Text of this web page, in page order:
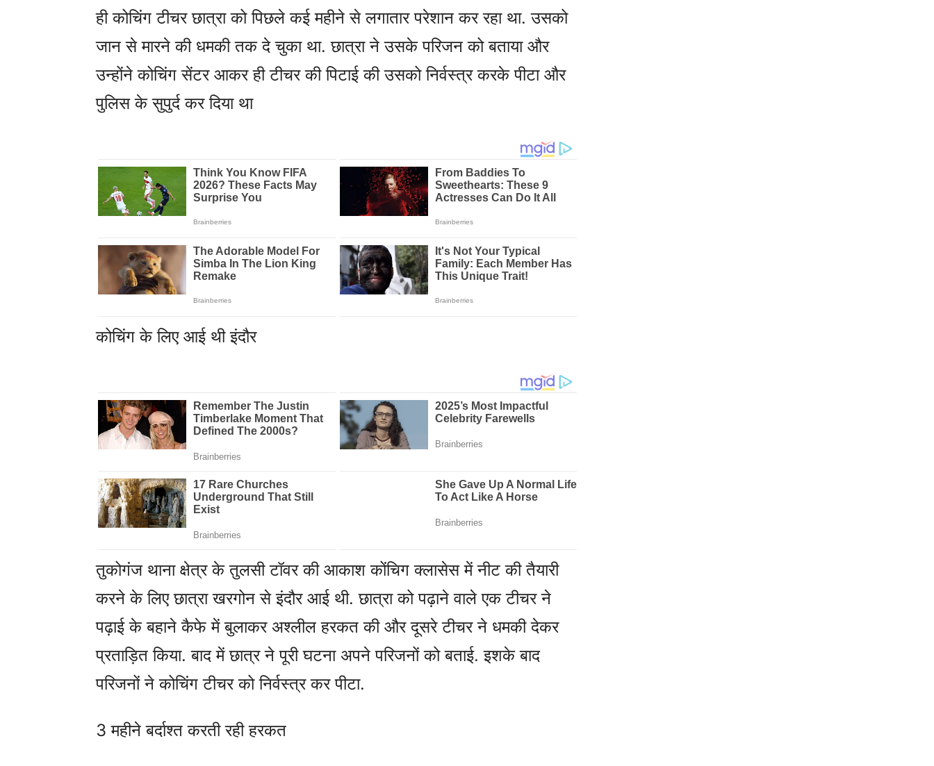
ही कोचिंग टीचर छात्रा को पिछले कई महीने से लगातार परेशान कर रहा था. उसको
जान से मारने की धमकी तक दे चुका था. छात्रा ने उसके परिजन को बताया और
उन्होंने कोचिंग सेंटर आकर ही टीचर की पिटाई की उसको निर्वस्त्र करके पीटा और
पुलिस के सुपुर्द कर दिया था
कोचिंग के लिए आई थी इंदौर
तुकोगंज थाना क्षेत्र के तुलसी टॉवर की आकाश कोंचिग क्लासेस में नीट की तैयारी
करने के लिए छात्रा खरगोन से इंदौर आई थी. छात्रा को पढ़ाने वाले एक टीचर ने
पढ़ाई के बहाने कैफे में बुलाकर अश्लील हरकत की और दूसरे टीचर ने धमकी देकर
प्रताड़ित किया. बाद में छात्र ने पूरी घटना अपने परिजनों को बताई. इशके बाद
परिजनों ने कोचिंग टीचर को निर्वस्त्र कर पीटा.
3 महीने बर्दाश्त करती रही हरकत